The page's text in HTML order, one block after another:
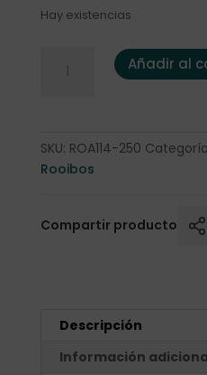
Hay existencias
Rooibos Rojo "Chocolate
Añadir al
SKU: ROA114-250
Rooibos
Compartir producto
Descripción
Información